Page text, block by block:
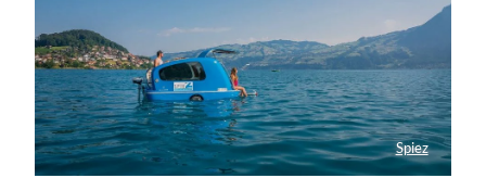
Spiez
Mietbarer Sealander